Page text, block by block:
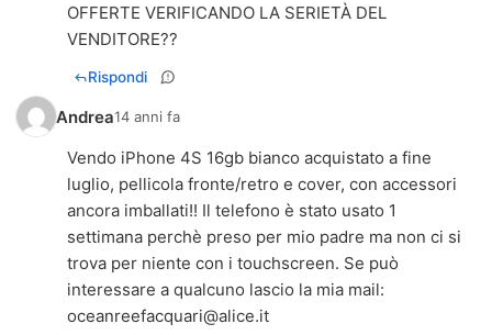
OFFERTE VERIFICANDO LA SERIETÀ DEL
VENDITORE??
Rispondi
Andrea14 anni fa
Vendo iPhone 4S 16gb bianco acquistato a fine
luglio, pellicola fronte/retro e cover, con accessori
ancora imballati!! Il telefono è stato usato 1
settimana perchè preso per mio padre ma non ci si
trova per niente con i touchscreen. Se può
interessare a qualcuno lascio la mia mail:
oceanreefacquari@alice.it